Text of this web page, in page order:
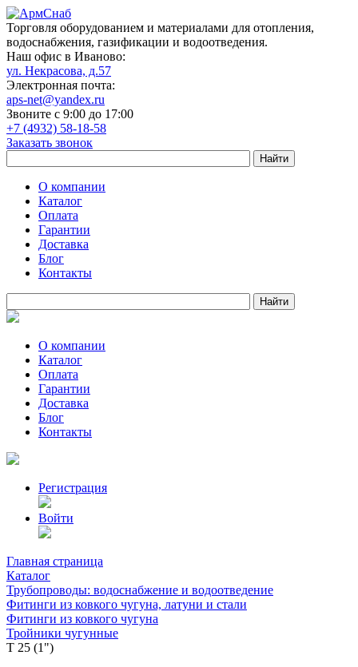
Торговля оборудованием и материалами для отопления,
водоснабжения, газификации и водоотведения.
Наш офис в Иваново:
ул. Некрасова, д.57
Электронная почта:
aps-net@yandex.ru
Звоните с 9:00 до 17:00
+7 (4932) 58-18-58
Заказать звонок
О компании
Каталог
Оплата
Гарантии
Доставка
Блог
Контакты
О компании
Каталог
Оплата
Гарантии
Доставка
Блог
Контакты
Регистрация
Войти
Главная страница
Каталог
Трубопроводы: водоснабжение и водоотведение
Фитинги из ковкого чугуна, латуни и стали
Фитинги из ковкого чугуна
Тройники чугунные
Т 25 (1")